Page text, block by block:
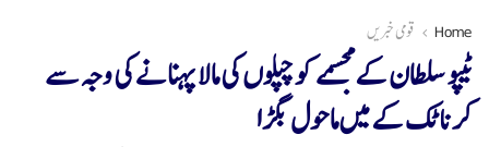
Home قومی خبریں
ٹیپو سلطان کے مجسمے کو چپلوں کی مالا پہنانے کی وجہ سے
کرناٹک کے میں ماحول بگڑا